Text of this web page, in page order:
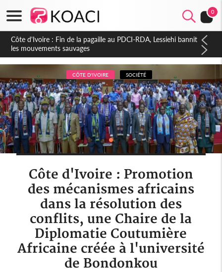
0
Côte d'Ivoire : Ouattara promet des sanctions contre les
déguerpissements illégaux
CÔTE D'IVOIRE SOCIÉTÉ
Côte d'Ivoire : Promotion
des mécanismes africains
dans la résolution des
conflits, une Chaire de la
Diplomatie Coutumière
Africaine créée à l'université
de Bondonkou